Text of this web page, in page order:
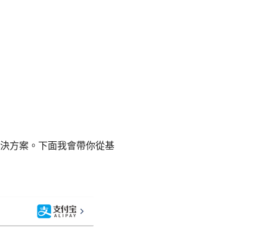
方案。下面我會帶你從基